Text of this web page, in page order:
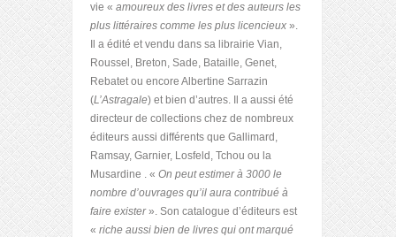
vie « amoureux des livres et des auteurs les
plus littéraires comme les plus licencieux ».
Il a édité et vendu dans sa librairie Vian,
Roussel, Breton, Sade, Bataille, Genet,
Rebatet ou encore Albertine Sarrazin
(L’Astragale) et bien d’autres. Il a aussi été
directeur de collections chez de nombreux
éditeurs aussi différents que Gallimard,
Ramsay, Garnier, Losfeld, Tchou ou la
Musardine . « On peut estimer à 3000 le
nombre d’ouvrages qu’il aura contribué à
faire exister». Son catalogue d’éditeurs est
« riche aussi bien de livres qui ont marqué